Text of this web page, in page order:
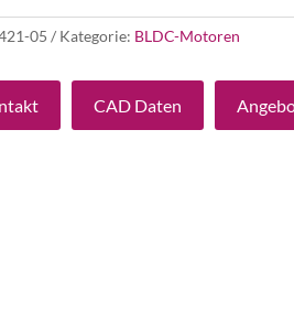
05 Kategorie: BLDC-Motoren
CAD Daten